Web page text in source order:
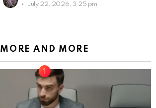
July 22, 2026, 3:25 pm
MORE AND MORE